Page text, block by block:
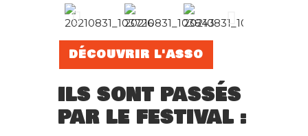
DÉCOUVRIR L'ASSO
ILS SONT PASSÉS
PAR LE FESTIVAL :